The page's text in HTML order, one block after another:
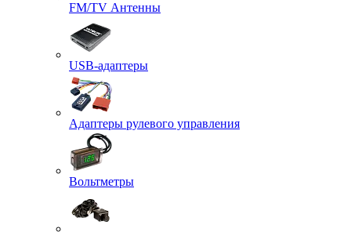
FM/TV Антенны
USB-адаптеры
Адаптеры рулевого управления
Вольтметры